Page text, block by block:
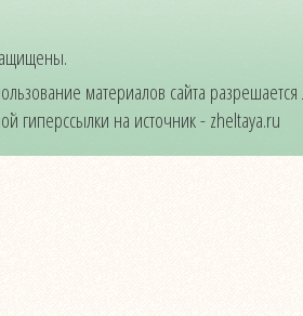
материалов сайта
гиперссылки на источник - zheltaya.ru